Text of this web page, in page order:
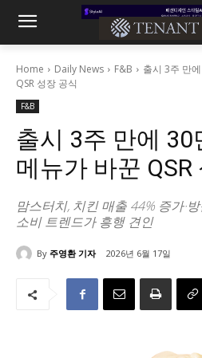
Home Daily News F&B
출시 3주 만
QSR 성장 공식
F&B
출시 3주 만에 30
메뉴가 바꾼 QSR
맘스터치, 치킨 매출 44% 증가·
소비 트렌드가 흥행 견인
By 주영환 기자 2026년 6월 17일